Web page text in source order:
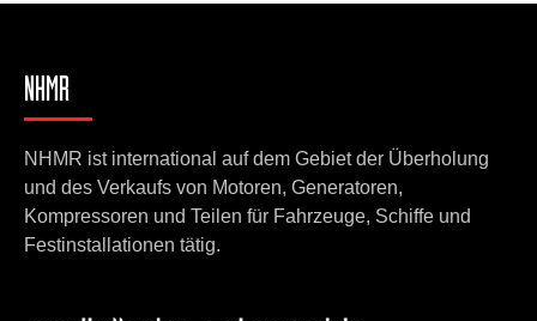
NHMR
NHMR ist international auf dem Gebiet der Überholung
und des Verkaufs von Motoren, Generatoren,
Kompressoren und Teilen für Fahrzeuge, Schiffe und
Festinstallationen tätig.